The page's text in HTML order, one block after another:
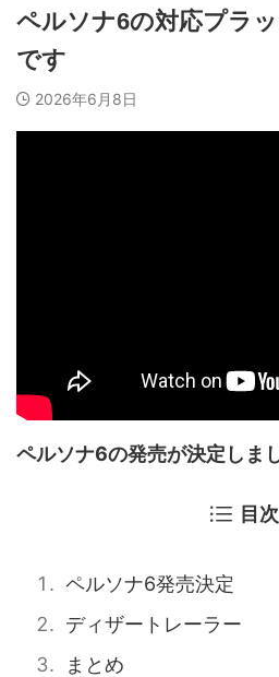
ペルソナ6の対応プラ
です
2026年6月8日
ペルソナ6の発売が決定しま
目次
ペルソナ6発売決定
ディザートレーラー
まとめ